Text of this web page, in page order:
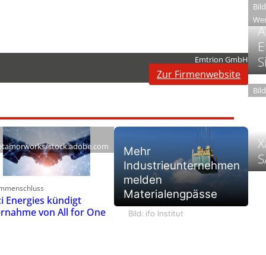
Emtrion GmbH
Zur Firmenwebsite
stock.adobe.com
Energies kündigt
von All for One
Mehr
Industrieunternehmen
melden
Materialengpässe
Bild: ifo Institut